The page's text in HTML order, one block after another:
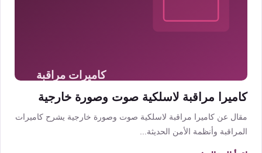
كاميرا مراقبة لاسلكية صوت وصورة خارجية
مقال عن كاميرا مراقبة لاسلكية صوت وصورة خارجية يشرح كاميرات
المراقبة وأنظمة الأمن الحديثة...